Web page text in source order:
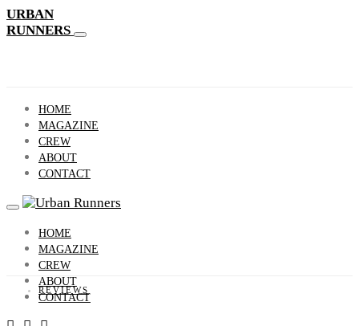
URBAN
RUNNERS
HOME
MAGAZINE
CREW
ABOUT
CONTACT
HOME
MAGAZINE
CREW
ABOUT
CONTACT
REVIEWS